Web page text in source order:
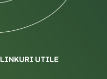
LINKURI UTILE